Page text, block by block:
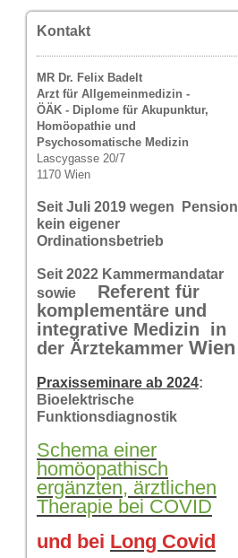
Kontakt
MR Dr. Felix Badelt
Arzt für Allgemeinmedizin -
ÖÄK - Diplome für Akupunktur,
Homöopathie und
Psychosomatische Medizin
Lascygasse 20/7
1170 Wien
Seit Juli 2019 wegen Pension
kein eigener
Ordinationsbetrieb
Seit 2022 Kammermandatar
sowie
Referent für
komplementäre und
integrative Medizin in
der Ärztekammer Wien
Praxisseminare ab 2024:
Bioelektrische
Funktionsdiagnostik
Schema einer
homöopathisch
ergänzten, ärztlichen
Therapie bei COVID
und bei Long Covid